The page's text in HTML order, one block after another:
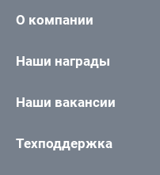
О компании
Наши награды
Наши вакансии
Техподдержка